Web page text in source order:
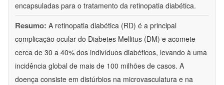
encapsuladas para o tratamento da retinopatia diabética.
Resumo: A retinopatia diabética (RD) é a principal
complicação ocular do Diabetes Mellitus (DM) e acomete
cerca de 30 a 40% dos indivíduos diabéticos, levando à uma
incidência global de mais de 100 milhões de casos. A
doença consiste em distúrbios na microvasculatura e na